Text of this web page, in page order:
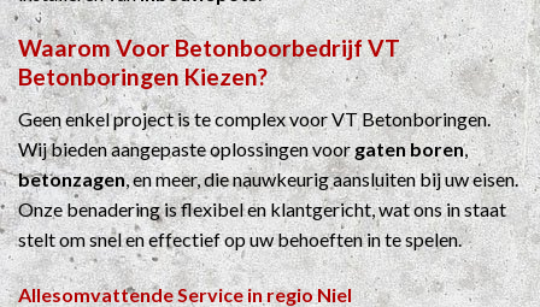
Waarom VoorBetonboorbedrijfVT
Betonboringen Kiezen?
Geen enkel project is te complex voor VT Betonboringen.
Wij bieden aangepaste oplossingen voorgaten boren,
betonzagen, en meer, die nauwkeurig aansluiten bij uw eisen.
Onze benadering is flexibel en klantgericht, wat ons in staat
stelt om snel en effectief op uw behoeften in te spelen.
Allesomvattende Service in regio Niel